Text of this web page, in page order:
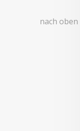
nach oben